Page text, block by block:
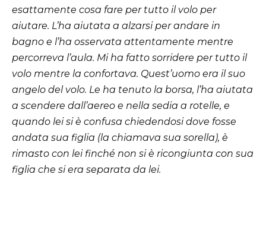
esattamente cosa fare per tutto il volo per
aiutare. L’ha aiutata a alzarsi per andare in
bagno e l’ha osservata attentamente mentre
percorreva l’aula. Mi ha fatto sorridere per tutto il
volo mentre la confortava. Quest’uomo era il suo
angelo del volo. Le ha tenuto la borsa, l’ha aiutata
a scendere dall’aereo e nella sedia a rotelle, e
quando lei si è confusa chiedendosi dove fosse
andata sua figlia (la chiamava sua sorella), è
rimasto con lei finché non si è ricongiunta con sua
figlia che si era separata da lei.